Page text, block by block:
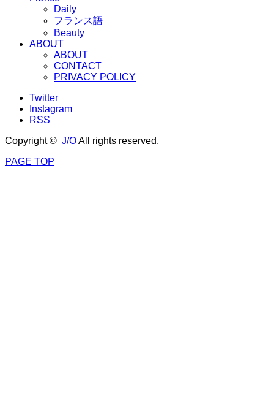
Daily
フランス語
Beauty
ABOUT
ABOUT
CONTACT
PRIVACY POLICY
Twitter
Instagram
RSS
Copyright © J/OAll rights reserved.
PAGE TOP